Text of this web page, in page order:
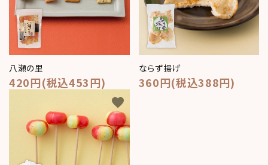
八瀬の里
420円(税込453円)
ならず揚げ
360円(税込388円)
favorite